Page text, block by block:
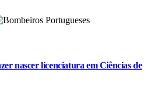
nascer licenciatura em Ciências de